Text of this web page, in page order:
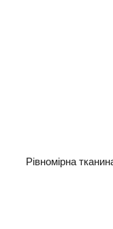
Рівномірна